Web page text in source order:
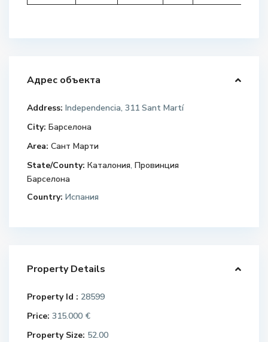
Адрес объекта
Address: Independencia, 311 Sant Martí
City: Барселона
Area: Сант Марти
State/County: Каталония,Провинция
Барселона
Country: Испания
Property Details
Property Id : 28599
Price: 315.000 €
Property Size: 52.00